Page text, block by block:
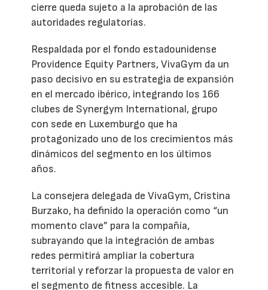
cierre queda sujeto a la aprobación de las
autoridades regulatorias.
Respaldada por el fondo estadounidense
Providence Equity Partners, VivaGym da un
paso decisivo en su estrategia de expansión
en el mercado ibérico, integrando los 166
clubes de Synergym International, grupo
con sede en Luxemburgo que ha
protagonizado uno de los crecimientos más
dinámicos del segmento en los últimos
años.
La consejera delegada de VivaGym, Cristina
Burzako, ha definido la operación como “un
momento clave” para la compañía,
subrayando que la integración de ambas
redes permitirá ampliar la cobertura
territorial y reforzar la propuesta de valor en
el segmento de fitness accesible. La